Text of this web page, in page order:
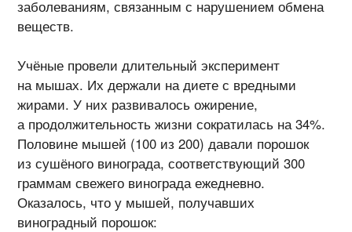
заболеваниям, связанным с нарушением обмена
веществ.
Учёные провели длительный эксперимент
на мышах. Их держали на диете с вредными
жирами. У них развивалось ожирение,
а продолжительность жизни сократилась на 34%.
Половине мышей (100 из 200) давали порошок
из сушёного винограда, соответствующий 300
граммам свежего винограда ежедневно.
Оказалось, что у мышей, получавших
виноградный порошок: